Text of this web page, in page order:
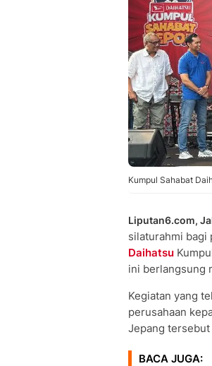
Kumpul Sahabat
Liputan6.com,
silaturahmi bagi
Daihatsu
ini berlangsung
Kegiatan yang
perusahaan
Jepang
BACA JUGA: